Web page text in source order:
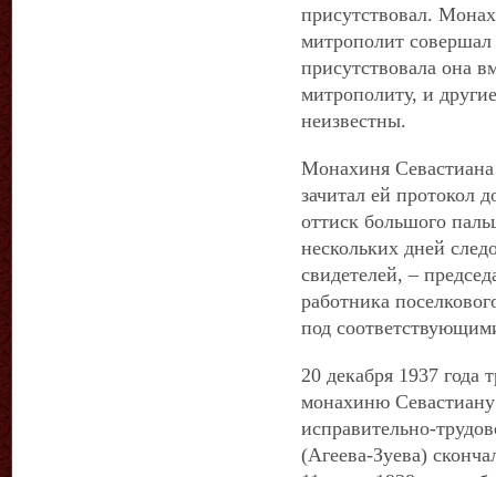
присутствовал.
митрополит
присутствовала она
митрополиту, и
неизвестны.
Монахиня
зачитал ей протокол
оттиск большого
нескольких дней
свидетелей, –
работника
под
20 декабря 1937
монахиню
исправительно-
(Агеева-Зуева)